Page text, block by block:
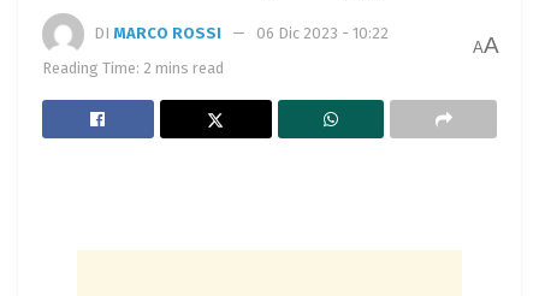
DI MARCO ROSSI
06 Dic 2023 - 10:22
Reading Time: 2 mins read
AA